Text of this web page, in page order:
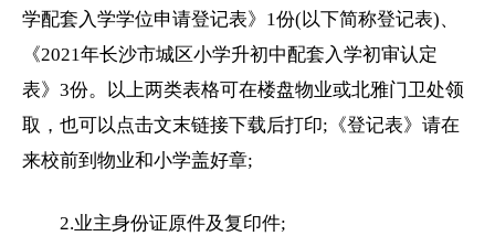
学配套入学学位申请登记表》1份(以下简称登记表)、
《2021年长沙市城区小学升初中配套入学初审认定
表》3份。以上两类表格可在楼盘物业或北雅门卫处领
取，也可以点击文末链接下载后打印;《登记表》请在
来校前到物业和小学盖好章;
2.业主身份证原件及复印件;